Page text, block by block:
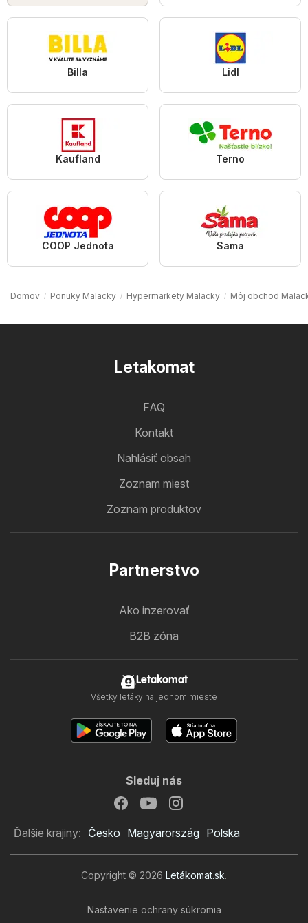
Billa Lidl
Kaufland Terno
COOP Jednota Sama
Domov Ponuky Malacky Hypermarkety Malacky Môj obchod
Letakomat
FAQ
Kontakt
Nahlásiť obsah
Zoznam miest
Zoznam produktov
Partnerstvo
Ako inzerovať
B2B zóna
Letakomat
Všetky letáky na jednom mieste
Sleduj nás
Ďalšie krajiny: Česko Magyarország Polska
Copyright © 2026 Letákomat.sk.
Nastavenie ochrany súkromia